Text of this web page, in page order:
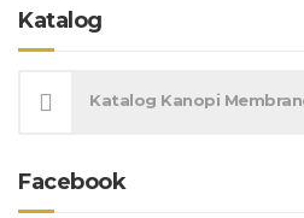
Katalog
Katalog Kanopi
Facebook